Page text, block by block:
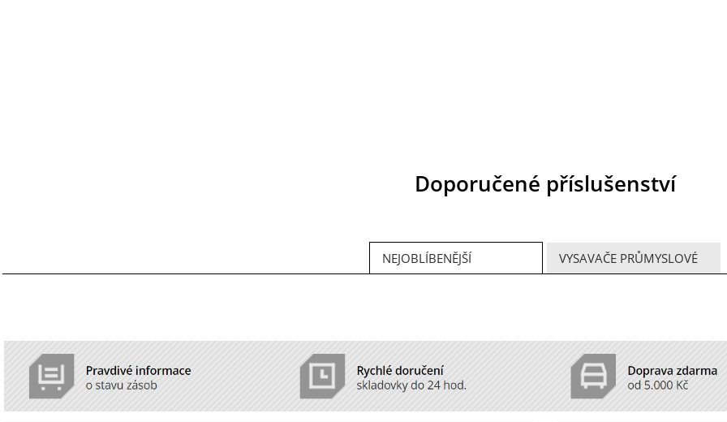
Doporučené příslušenství
NEJOBLÍBENĚJŠÍ VYSAVAČE PRŮMYSLOVÉ